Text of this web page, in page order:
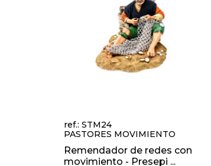
ref.: STM24
PASTORES MOVIMIENTO
Remendador de redes con
movimiento - Presepi ...